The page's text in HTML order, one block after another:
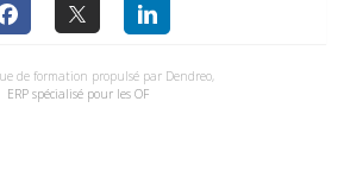
de formation propulsé par Dendreo,
ERP spécialisé pour les OF